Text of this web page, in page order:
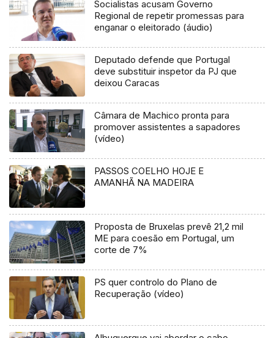
Socialistas acusam Governo
Regional de repetir promessas para
enganar o eleitorado (áudio)
Deputado defende que Portugal
deve substituir inspetor da PJ que
deixou Caracas
Câmara de Machico pronta para
promover assistentes a sapadores
(vídeo)
PASSOS COELHO HOJE E
AMANHÃ NA MADEIRA
Proposta de Bruxelas prevê 21,2 mil
ME para coesão em Portugal, um
corte de 7%
PS quer controlo do Plano de
Recuperação (vídeo)